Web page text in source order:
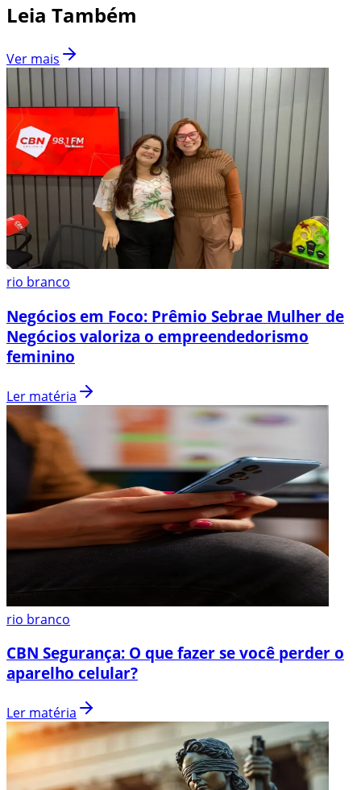
Leia Também
Ver mais
rio branco
Negócios em Foco: Prêmio Sebrae Mulher de
Negócios valoriza o empreendedorismo
feminino
Ler matéria
rio branco
CBN Segurança: O que fazer se você perder o
aparelho celular?
Ler matéria